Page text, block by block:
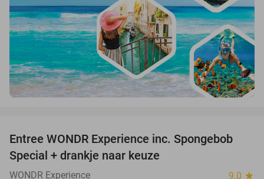
27%
Entree WONDR Experience inc. Spongebob
Special + drankje naar keuze
WONDR Experience 9.0 star